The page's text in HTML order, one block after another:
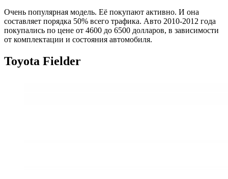
Очень популярная модель. Её покупают активно. И она
составляет порядка 50% всего трафика. Авто 2010-2012 года
покупались по цене от 4600 до 6500 долларов, в зависимости
от комплектации и состояния автомобиля.
Toyota Fielder